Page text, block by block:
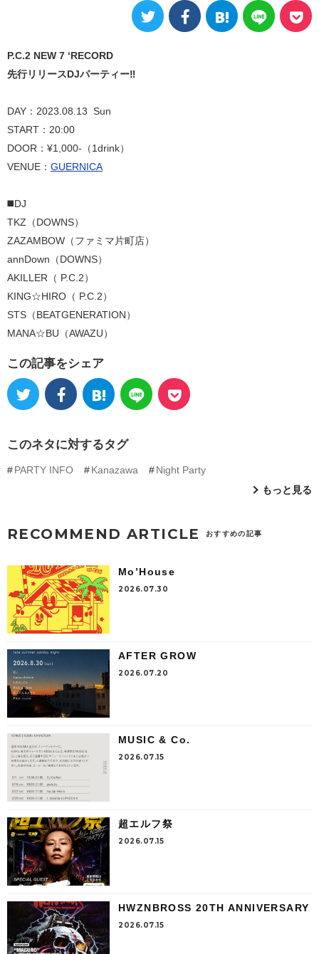
P.C.2 NEW 7 ‘RECORD
先行リリースDJパーティー‼︎
DAY：2023.08.13 Sun
START：20:00
DOOR：¥1,000-（1drink）
VENUE： GUERNICA
◼️DJ
TKZ（DOWNS）
ZAZAMBOW（ファミマ片町店）
annDown（DOWNS）
AKILLER（ P.C.2）
KING☆HIRO（ P.C.2）
STS（BEATGENERATION）
MANA☆BU（AWAZU）
この記事をシェア
このネタに対するタグ
PARTY INFO Kanazawa
Night Party
もっと見る
RECOMMEND ARTICLE おすすめの記事
Mo’House
2026.07.30
AFTER GROW
2026.07.20
MUSIC & Co.
2026.07.15
超エルフ祭
2026.07.15
HWZNBROSS 20TH ANNIVERSARY
2026.07.15